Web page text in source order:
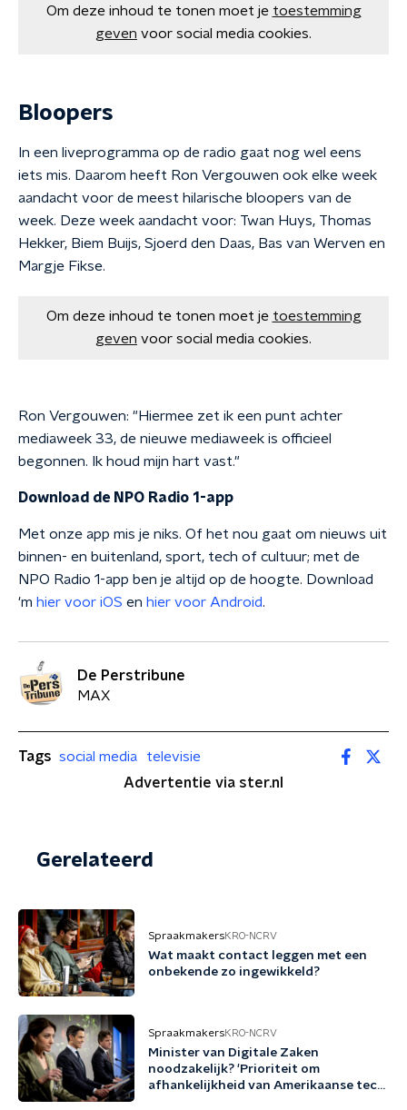
Om deze inhoud te tonen moet je toestemming
geven voor social media cookies.
Bloopers
In een liveprogramma op de radio gaat nog wel eens
iets mis. Daarom heeft Ron Vergouwen ook elke week
aandacht voor de meest hilarische bloopers van de
week. Deze week aandacht voor: Twan Huys, Thomas
Hekker, Biem Buijs, Sjoerd den Daas, Bas van Werven en
Margje Fikse.
Om deze inhoud te tonen moet je toestemming
geven voor social media cookies.
Ron Vergouwen: "Hiermee zet ik een punt achter
mediaweek 33, de nieuwe mediaweek is officieel
begonnen. Ik houd mijn hart vast."
Download de NPO Radio 1-app
Met onze app mis je niks. Of het nou gaat om nieuws uit
binnen- en buitenland, sport, tech of cultuur; met de
NPO Radio 1-app ben je altijd op de hoogte. Download
'm hier voor iOS en hier voor Android.
De Perstribune
MAX
Tags social media
televisie
Advertentie via ster.nl
Gerelateerd
SpraakmakersKRO-NCRV
Wat maakt contact leggen met een
onbekende zo ingewikkeld?
SpraakmakersKRO-NCRV
Minister van Digitale Zaken
noodzakelijk? 'Prioriteit om
afhankelijkheid van Amerikaanse tech